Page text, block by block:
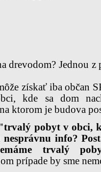
drevodom? Jednou
získať iba občan
kde sa dom
ktorom je budova
pobyt v obci,
nesprávnu info?
trvalý
prípade by sme